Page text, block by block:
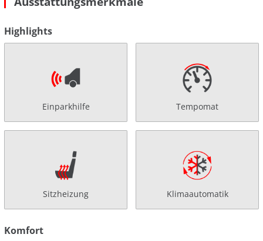
Highlights
Einparkhilfe Tempomat
Sitzheizung Klimaautomatik
Komfort